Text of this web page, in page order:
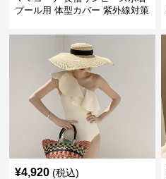
プール用 体型カバー 紫外線対策
¥4,920 (税込)